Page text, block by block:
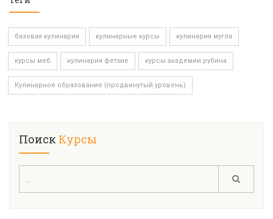
базовая кулинария кулинарные курсы кулинария мугла
курсы меб кулинария фетхие курсы академии рубина
Кулинарное образование (продвинутый уровень)
Поиск Курсы